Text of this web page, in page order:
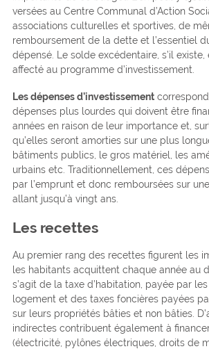
versées au Centre Communal d’Action
associations culturelles et sportives, de
remboursement de la dette et l’essentiel
dépensé. Le solde excédentaire, s’il
affecté au programme d’investissement.
Les dépenses d’investissement
dépenses plus lourdes qui doivent être
années en raison de leur importance et,
qu’elles seront amorties sur une plus
bâtiments publics, le gros matériel, les
urbains etc. Traditionnellement, ces
par l’emprunt et donc remboursées sur
allant jusqu’à vingt ans.
Les recettes
Au premier rang des recettes figurent les
les habitants acquittent chaque année au
s’agit de la taxe d’habitation, payée par
logement et des taxes foncières payées
sur leurs propriétés bâties et non bâties.
indirectes contribuent également à
(électricité, pylônes électriques, droits de